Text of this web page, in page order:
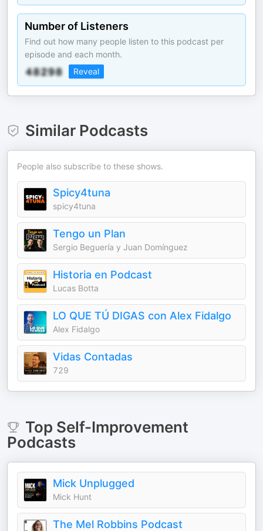
Number of Listeners
Find out how many people listen to this podcast per
episode and each month.
Reveal
Similar Podcasts
People also subscribe to these shows.
Spicy4tuna
spicy4tuna
Tengo un Plan
Sergio Beguería y Juan Domínguez
Historia en Podcast
Lucas Botta
LO QUE TÚ DIGAS con Alex Fidalgo
Alex Fidalgo
Vidas Contadas
729
Top Self-Improvement
Podcasts
Mick Unplugged
Mick Hunt
The Mel Robbins Podcast